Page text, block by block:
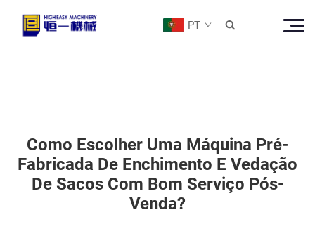
PT 
Como Escolher Uma Máquina Pré-
Fabricada De Enchimento E Vedação
De Sacos Com Bom Serviço Pós-
Venda?